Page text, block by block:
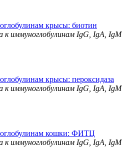
крысы: биотин
иммуноглобулинам IgG, IgA, IgM
крысы: пероксидаза
иммуноглобулинам IgG, IgA, IgM
кошки: ФИТЦ
иммуноглобулинам IgG, IgA, IgM